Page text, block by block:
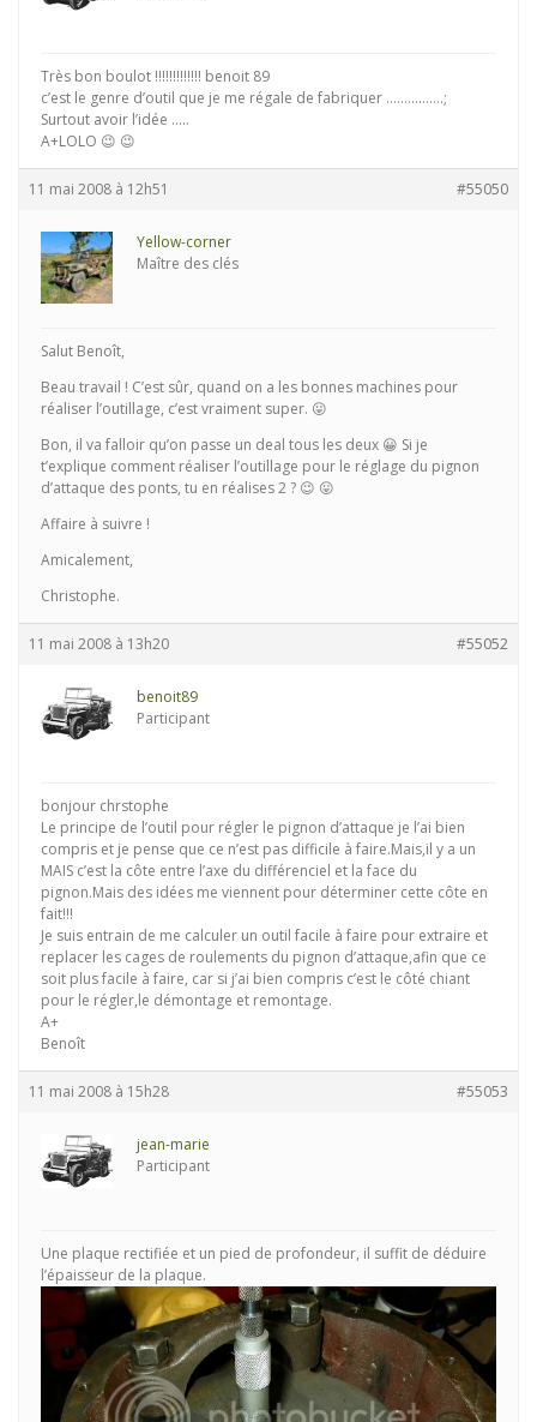
Très bon boulot !!!!!!!!!!!!! benoit 89
c’est le genre d’outil que je me régale de fabriquer …………….;
Surtout avoir l’idée …..
A+LOLO 😉 😉
11 mai 2008 à 12h51 #55050
Yellow-corner
Maître des clés
Salut Benoît,
Beau travail ! C’est sûr, quand on a les bonnes machines pour
réaliser l’outillage, c’est vraiment super. 😛
Bon, il va falloir qu’on passe un deal tous les deux 😀 Si je
t’explique comment réaliser l’outillage pour le réglage du pignon
d’attaque des ponts, tu en réalises 2 ? 😉 😛
Affaire à suivre !
Amicalement,
Christophe.
11 mai 2008 à 13h20 #55052
benoit89
Participant
bonjour chrstophe
Le principe de l’outil pour régler le pignon d’attaque je l’ai bien
compris et je pense que ce n’est pas difficile à faire.Mais,il y a un
MAIS c’est la côte entre l’axe du différenciel et la face du
pignon.Mais des idées me viennent pour déterminer cette côte en
fait!!!
Je suis entrain de me calculer un outil facile à faire pour extraire et
replacer les cages de roulements du pignon d’attaque,afin que ce
soit plus facile à faire, car si j’ai bien compris c’est le côté chiant
pour le régler,le démontage et remontage.
A+
Benoît
11 mai 2008 à 15h28 #55053
jean-marie
Participant
Une plaque rectifiée et un pied de profondeur, il suffit de déduire
l’épaisseur de la plaque.